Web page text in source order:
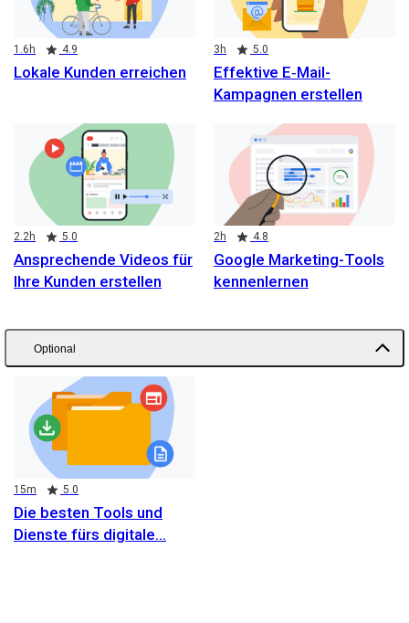
Lokale Kunden erreichen
Duration
1.6h
Rating 4.9
Effektive E‑Mail-
Kampagnen erstellen
Duration 3h
Rating 5.0
Ansprechende Videos für
Ihre Kunden erstellen
Duration
2.2h
Rating 5.0
Google Marketing-Tools
kennenlernen
Duration 2h
Rating 4.8
Optional
Die besten Tools und
Dienste fürs digitale
Duration
15m
Rating 5.0